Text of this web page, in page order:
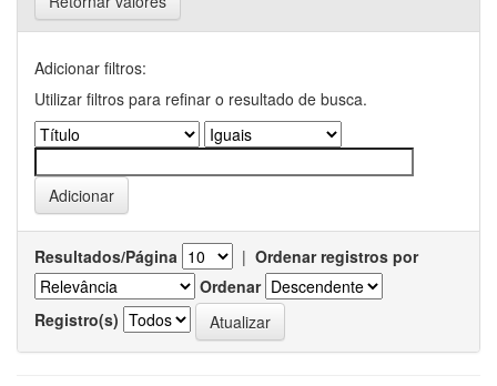
Adicionar filtros:
Utilizar filtros para refinar o resultado de busca.
Resultados/Página | Ordenar registros por
Ordenar
Registro(s)